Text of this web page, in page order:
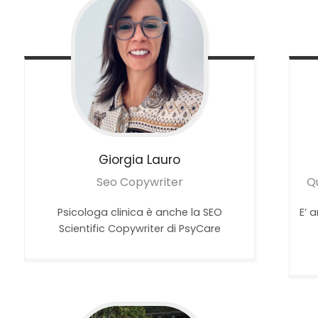
Giorgia Lauro
Seo Copywriter
Psicologa clinica è anche la SEO
Scientific Copywriter di PsyCare
E’